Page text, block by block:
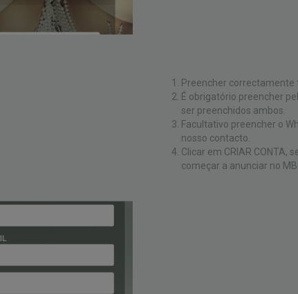
Preencher correctamente
É obrigatório preencher
ser preenchidos ambos.
Facultativo preencher o
nosso contacto.
Clicar em CRIAR CONTA,
começar a anunciar no